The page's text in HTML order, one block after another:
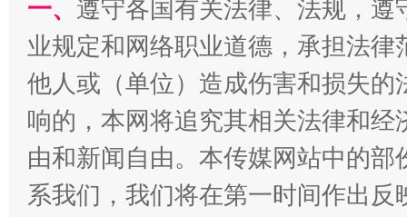
在谋一域中谋全局
一、 遵守各国有关法律、法规，
业规定和网络职业道德，承担法
他人或（单位）造成伤害和损失
响的，本网将追究其相关法律和
由和新闻自由。本传媒网站中的
系我们，我们将在第一时间作出